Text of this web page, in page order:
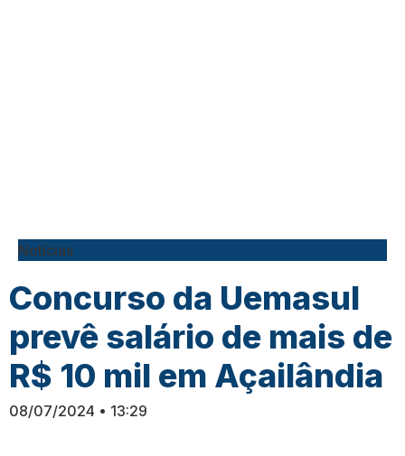
Notícias
Concurso da Uemasul
prevê salário de mais de
R$ 10 mil em Açailândia
08/07/2024 13:29